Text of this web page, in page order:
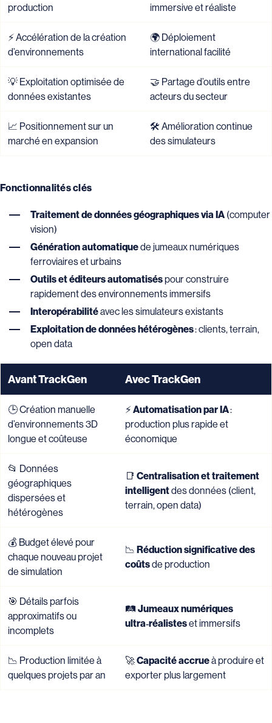
production
immersive et réaliste
⚡ Accélération de la création
d’environnements
🌍 Déploiement
international facilité
💡 Exploitation optimisée de
données existantes
🤝 Partage d’outils entre
acteurs du secteur
📈 Positionnement sur un
marché en expansion
🛠 Amélioration continue
des simulateurs
Fonctionnalités clés
Traitement de données géographiques via IA (computer
vision)
Génération automatiquede jumeaux numériques
ferroviaires et urbains
Outils et éditeurs automatiséspour construire
rapidement des environnements immersifs
Interopérabilitéavec les simulateurs existants
Exploitation de données hétérogènes: clients, terrain,
open data
Avant TrackGen Avec TrackGen
🕒 Création manuelle
d’environnements 3D
longue et coûteuse
⚡Automatisation par IA:
production plus rapide et
économique
📂 Données
géographiques
dispersées et
hétérogènes
📑 Centralisation et traitement
intelligentdes données (client,
terrain, open data)
💰 Budget élevé pour
chaque nouveau projet
de simulation
📉 Réduction significative des
coûtsde production
🎯 Détails parfois
approximatifs ou
incomplets
🛤 Jumeaux numériques
ultra‑réalisteset immersifs
📉 Production limitée à
quelques projets par an
🚀Capacité accrueà produire et
exporter plus largement